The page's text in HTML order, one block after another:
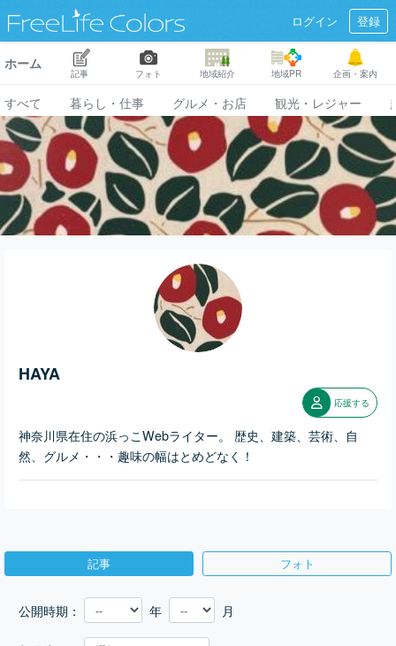
ログイン 登録
ホーム
記事 フォト 地域紹介 地域PR 企画・案内
すべて 暮らし・仕事 グルメ・お店 観光・レジャー
HAYA
応援する
神奈川県在住の浜っこWebライター。 歴史、建築、芸術、自
然、グルメ・・・趣味の幅はとめどなく！
記事 フォト
公開時期： 年 月